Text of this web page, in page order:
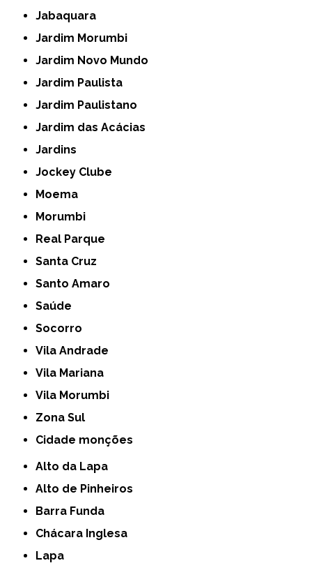
Jabaquara
Jardim Morumbi
Jardim Novo Mundo
Jardim Paulista
Jardim Paulistano
Jardim das Acácias
Jardins
Jockey Clube
Moema
Morumbi
Real Parque
Santa Cruz
Santo Amaro
Saúde
Socorro
Vila Andrade
Vila Mariana
Vila Morumbi
Zona Sul
cidade monções
Alto da Lapa
Alto de Pinheiros
Barra Funda
Chácara Inglesa
Lapa